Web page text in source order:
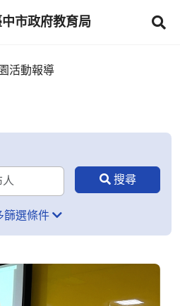
中市政府教育局
活動報導
篩選條件